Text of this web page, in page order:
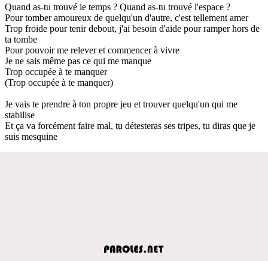
Quand as-tu trouvé le temps ? Quand as-tu trouvé l'espace ?
Pour tomber amoureux de quelqu'un d'autre, c'est tellement amer
Trop froide pour tenir debout, j'ai besoin d'aide pour ramper hors de
ta tombe
Pour pouvoir me relever et commencer à vivre
Je ne sais même pas ce qui me manque
Trop occupée à te manquer
(Trop occupée à te manquer)
Je vais te prendre à ton propre jeu et trouver quelqu'un qui me
stabilise
Et ça va forcément faire mal, tu détesteras ses tripes, tu diras que je
suis mesquine